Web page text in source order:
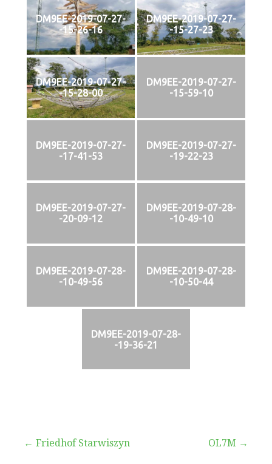
DM9EE-2019-07-27-
-15-26-16
DM9EE-2019-07-27-
-15-27-23
DM9EE-2019-07-27-
-15-28-00
DM9EE-2019-07-27-
-15-59-10
DM9EE-2019-07-27-
-17-41-53
DM9EE-2019-07-27-
-19-22-23
DM9EE-2019-07-27-
-20-09-12
DM9EE-2019-07-28-
-10-49-10
DM9EE-2019-07-28-
-10-49-56
DM9EE-2019-07-28-
-10-50-44
DM9EE-2019-07-28-
-19-36-21
Beitragsnavigation
← Friedhof Starwiszyn OL7M →